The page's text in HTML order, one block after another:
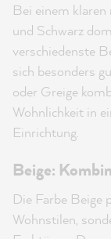
Bei einem
und Schwarz
verschiedenste
sich besonders
oder Greige
Wohnlichkeit in
Einrichtung.
Beige:
Die Farbe Beige
Wohnstilen,